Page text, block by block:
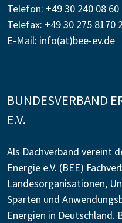
Telefon: +49 30 240 08 60
Telefax: +49 30 275 8170
E-Mail: info(at)bee-ev.de
BUNDESVERBAND
E.V.
Als Dachverband vereint
Energie e.V. (BEE)
Landesorganisationen,
Sparten und
Energien in Deutschland.